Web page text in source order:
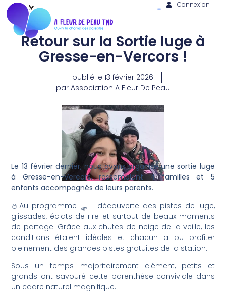
Connexion
Retour sur la Sortie luge à
Gresse-en-Vercors !
publié le 13 février 2026
par Association A Fleur De Peau
Le 13 février dernier, nous avons organisé une sortie luge
à Gresse-en-Vercors, rassemblant 4 familles et 5
enfants accompagnés de leurs parents.
⛄Au programme 🛷 : découverte des pistes de luge,
glissades, éclats de rire et surtout de beaux moments
de partage. Grâce aux chutes de neige de la veille, les
conditions étaient idéales et chacun a pu profiter
pleinement des grandes pistes gratuites de la station.
Sous un temps majoritairement clément, petits et
grands ont savouré cette parenthèse conviviale dans
un cadre naturel magnifique.